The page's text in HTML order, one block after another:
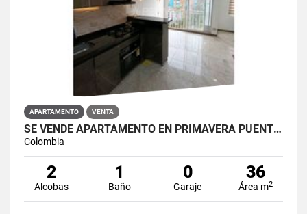
APARTAMENTO VENTA
SE VENDE APARTAMENTO EN PRIMAVERA PUENTE ARANDA
Colombia
2
Alcobas
1
Baño
0
Garaje
36
Área m2